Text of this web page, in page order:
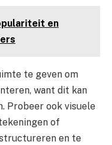
en
te geven om
want dit kan
Probeer ook visuele
of
structureren en te